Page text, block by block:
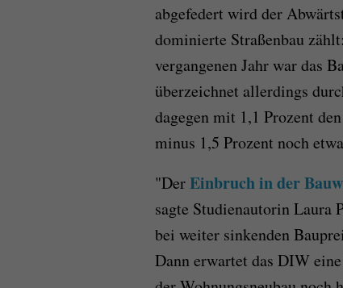
abgefedert wird der
dominierte Straßenbau
vergangenen Jahr war das
überzeichnet allerdings
dagegen mit 1,1 Prozent
minus 1,5 Prozent noch
"DerEinbruch in der
sagte Studienautorin Laura
bei weiter sinkenden
Dann erwartet das DIW